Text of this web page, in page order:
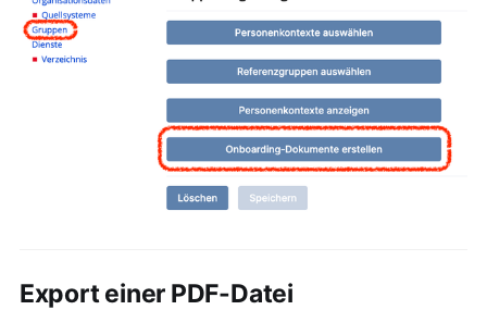
Export einer PDF-Datei